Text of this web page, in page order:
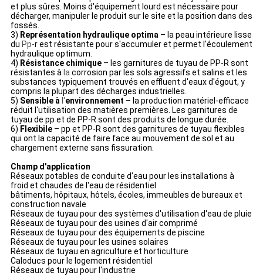
et plus sûres. Moins d'équipement lourd est nécessaire pour
décharger, manipuler le produit sur le site et la position dans des
fossés.
3) Représentation hydraulique optima– la peau intérieure lisse
du Pp-r est résistante pour s'accumuler et permet l'écoulement
hydraulique optimum.
4) Résistance chimique– les garnitures de tuyau de PP-R sont
résistantes àlacorrosion par les sols agressifs et salins et les
substances typiquement trouvés en effluent d'eaux d'égout, y
compris la plupart des décharges industrielles.
5) Sensible àl'environnement – la production matériel-efficace
réduit l'utilisation des matières premières. Les garnitures de
tuyau de pp et de PP-R sont des produits de longue durée.
6) Flexibile– pp et PP-R sont des garnitures de tuyau flexibles
qui ont la capacité de faire face au mouvement de sol et au
chargement externe sans fissuration.
Champ d'application
Réseaux potables de conduite d'eau pour les installations à
froid et chaudes de l'eau de résidentiel
bâtiments, hôpitaux, hôtels, écoles, immeubles de bureaux et
construction navale
Réseaux de tuyau pour des systèmes d'utilisation d'eau de pluie
Réseaux de tuyau pour des usines d'air comprimé
Réseaux de tuyau pour des équipements de piscine
Réseaux de tuyau pour les usines solaires
Réseaux de tuyau en agriculture et horticulture
Caloducs pour le logement résidentiel
Réseaux de tuyau pour l'industrie